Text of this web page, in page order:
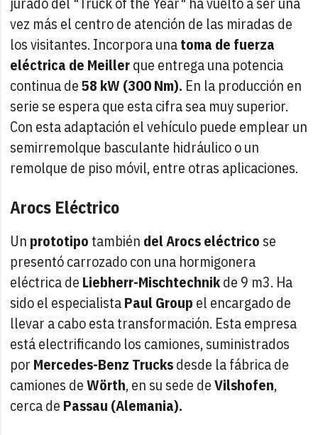
vez más el centro de atención de las miradas de
los visitantes. Incorpora unatoma de fuerza
eléctrica de Meillerque entrega una potencia
continua de58 kW (300 Nm). En la producción en
serie se espera que esta cifra sea muy superior.
Con esta adaptación el vehículo puede emplear un
semirremolque basculante hidráulico o un
remolque de piso móvil, entre otras aplicaciones.
Arocs Eléctrico
Un prototipo también del Arocs eléctrico se
presentó carrozado con una hormigonera
eléctrica de Liebherr-Mischtechnikde 9 m3. Ha
sido el especialistaPaul Group el encargado de
llevar a cabo esta transformación. Esta empresa
está electrificando los camiones, suministrados
por Mercedes-Benz Trucksdesde la fábrica de
camiones deWörth, en su sede deVilshofen,
cerca de Passau (Alemania).